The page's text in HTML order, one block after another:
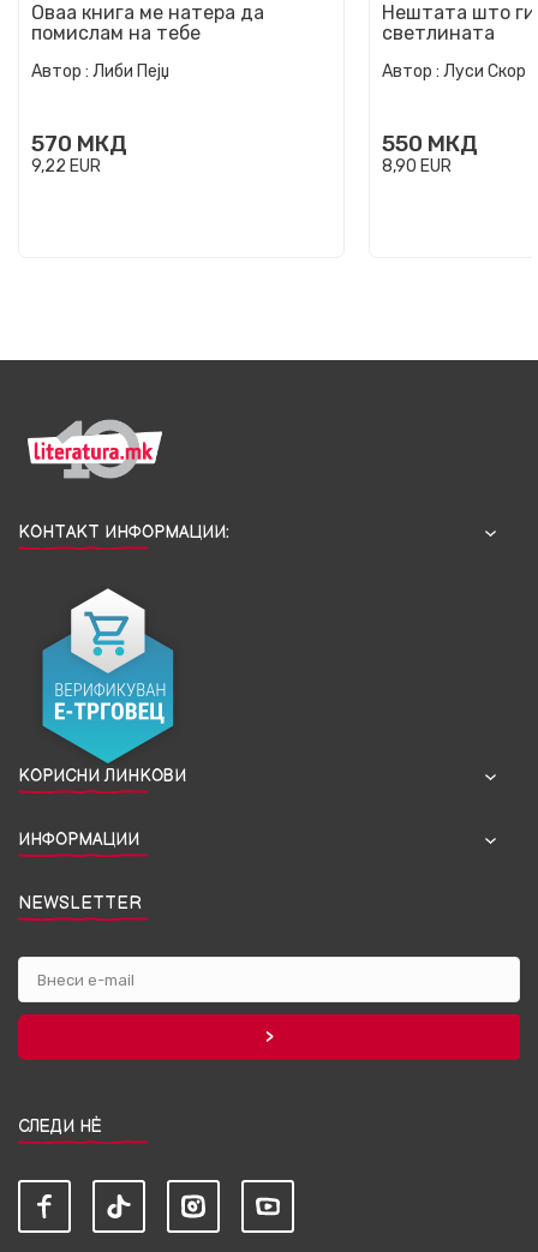
Оваа книга ме натера да
помислам на тебе
Автор : Либи Пејџ
570 МКД
9,22 EUR
Нештата што
светлината
Автор : Луси Скор
550 МКД
8,90 EUR
КОНТАКТ ИНФОРМАЦИИ:
КОРИСНИ ЛИНКОВИ
ИНФОРМАЦИИ
NEWSLETTER
СЛЕДИ НЀ